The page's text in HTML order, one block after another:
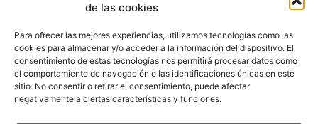
de las cookies
Para ofrecer las mejores experiencias, utilizamos tecnologías como las
cookies para almacenar y/o acceder a la información del dispositivo. El
consentimiento de estas tecnologías nos permitirá procesar datos como
el comportamiento de navegación o las identificaciones únicas en este
sitio. No consentir o retirar el consentimiento, puede afectar
negativamente a ciertas características y funciones.
ABOUT US
Información Cultural de Málaga y otros de interés general